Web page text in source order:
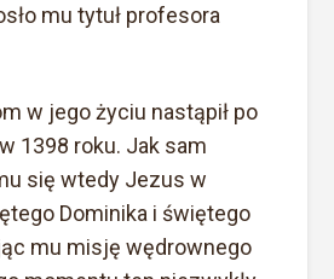
mu tytuł profesora
w jego życiu nastąpił po
1398 roku. Jak sam
się wtedy Jezus w
Dominika i świętego
mu misję wędrownego